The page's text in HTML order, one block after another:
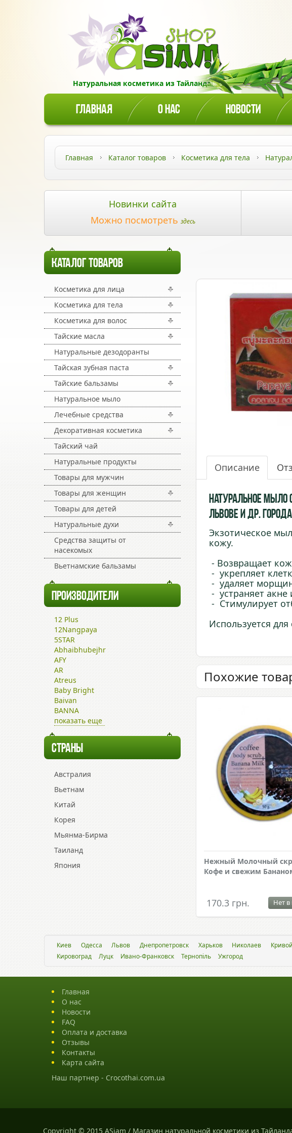
Натуральная косметика из Тайланда!
ГЛАВНАЯ О НАС НОВОСТИ
Главная Каталог товаров Косметика для тела
Новинки сайта
Можно посмотреть здесь
КАТАЛОГ ТОВАРОВ
Косметика для лица
Косметика для тела
Косметика для волос
Тайские масла
Натуральные дезодоранты
Тайская зубная паста
Тайские бальзамы
Натуральное мыло
Лечебные средства
Декоративная косметика
Тайский чай
Натуральные продукты
Товары для мужчин
Товары для женщин
Товары для детей
Натуральные духи
Средства защиты от
насекомых
Вьетнамские бальзамы
ПРОИЗВОДИТЕЛИ
12 Plus
12Nangpaya
5STAR
Abhaibhubejhr
AFY
AR
Atreus
Baby Bright
Baivan
BANNA
показать еще
СТРАНЫ
Австралия
Вьетнам
Китай
Корея
Мьянма-Бирма
Таиланд
Япония
Описание
Натуральное мыло
Львове и др.
Экзотическое
кожу.
- Возвращает
- укрепляет
- удаляет
- устраняет
- Стимулирует
Используется
Похожие
Нежный Молочный
Кофе и свежим
170.3 грн. Нет
Киев Одесса Львов Днепропетровск Харьков Николаев
Кировоград
Луцк Ивано-Франковск Тернопіль Ужгород
Главная
О нас
Новости
FAQ
Оплата и доставка
Отзывы
Контакты
Карта сайта
Наш партнер - Crocothai.com.ua
Copyright © 2015 ASiam / Магазин натуральной косметики из